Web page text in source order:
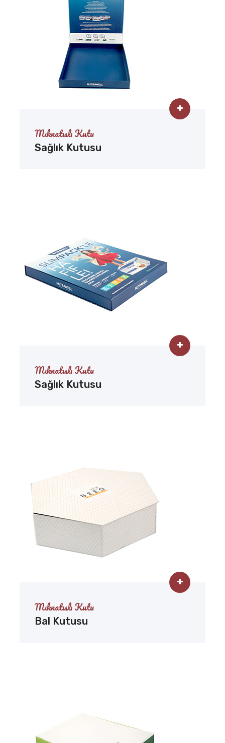
Mıknatıslı Kutu
Sağlık Kutusu
Mıknatıslı Kutu
Sağlık Kutusu
Mıknatıslı Kutu
Bal Kutusu